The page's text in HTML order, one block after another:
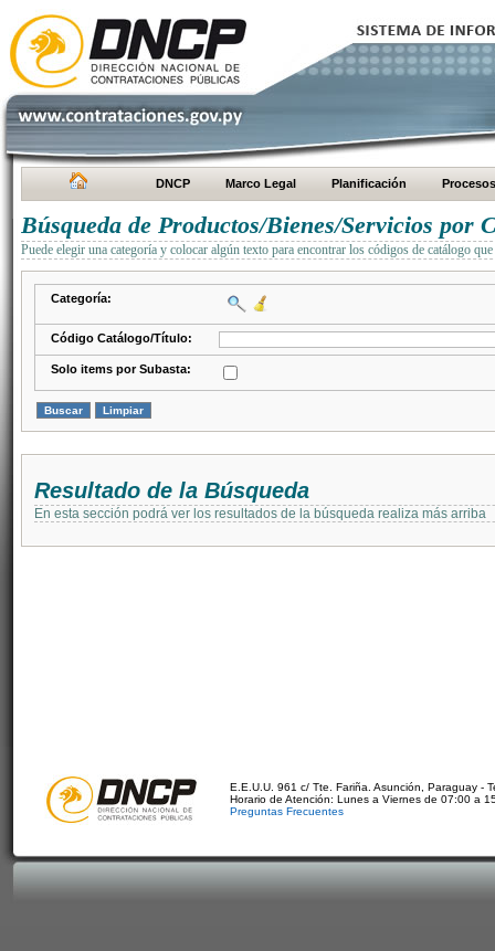
DNCP Marco Legal Planificación Procesos
Búsqueda de Productos/Bienes/Servicios por
Puede elegir una categoría y colocar algún texto para encontrar los códigos de catálogo
Categoría:
Código Catálogo/Título:
Solo items por Subasta:
Resultado de la Búsqueda
En esta sección podrá ver los resultados de la búsqueda realiza más arriba
E.E.U.U. 961 c/ Tte. Fariña. Asunción, Paraguay -
Horario de Atención: Lunes a Viernes de 07:00 a
Preguntas Frecuentes